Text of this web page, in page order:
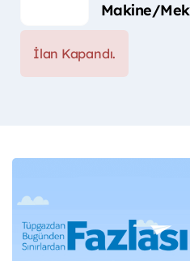
Makine/
İlan Kapandı.